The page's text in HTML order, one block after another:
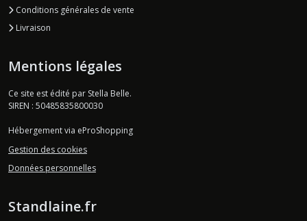
Conditions générales de vente
Livraison
Mentions légales
Ce site est édité par Stella Belle.
SIREN : 50485835800030
Hébergement via eProShopping
Gestion des cookies
Données personnelles
Standlaine.fr